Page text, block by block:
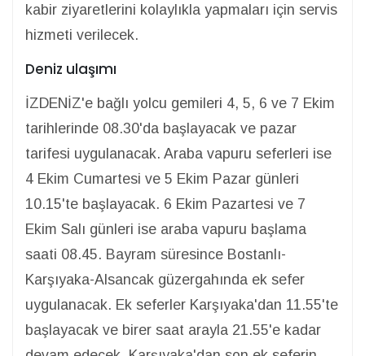
kabir ziyaretlerini kolaylıkla yapmaları için servis
hizmeti verilecek.
Deniz ulaşımı
İZDENİZ'e bağlı yolcu gemileri 4, 5, 6 ve 7 Ekim
tarihlerinde 08.30'da başlayacak ve pazar
tarifesi uygulanacak. Araba vapuru seferleri ise
4 Ekim Cumartesi ve 5 Ekim Pazar günleri
10.15'te başlayacak. 6 Ekim Pazartesi ve 7
Ekim Salı günleri ise araba vapuru başlama
saati 08.45. Bayram süresince Bostanlı-
Karşıyaka-Alsancak güzergahında ek sefer
uygulanacak. Ek seferler Karşıyaka'dan 11.55'te
başlayacak ve birer saat arayla 21.55'e kadar